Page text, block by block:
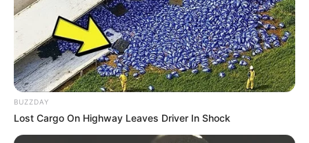
Musik
BUZZDAY
Lost Cargo On Highway Leaves Driver In Shock